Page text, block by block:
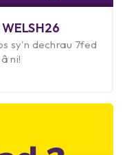
sy'n dechrau 7fed
ni!